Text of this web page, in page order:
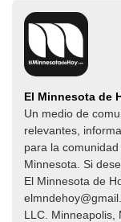
El Minnesota de
Un medio de
relevantes,
para la
Minnesota. Si
El Minnesota de
LLC. Minneapolis,